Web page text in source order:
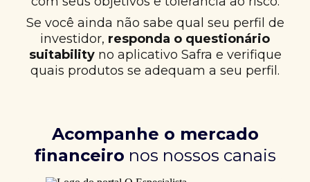
Se você ainda não sabe qual seu perfil de
investidor, responda o questionário
suitabilityno aplicativo Safra e verifique
quais produtos se adequam a seu perfil.
Acompanhe o mercado
financeiro nos nossos canais